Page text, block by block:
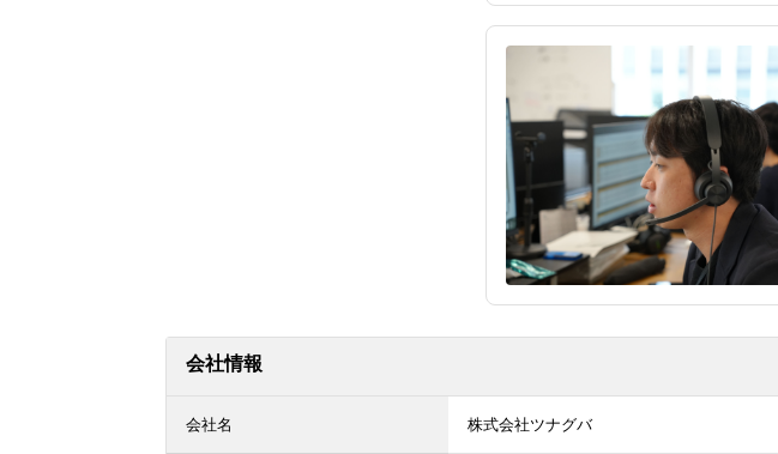
会社情報
会社名 株式会社ツナグバ